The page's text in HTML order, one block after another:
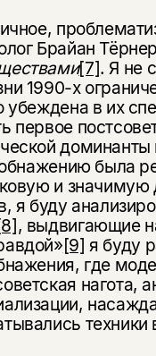
Брайан
[7]. Я не
1990-х
убеждена в их
первое
была
и значимую
я буду
, выдвигающие
[9] я буду
где
нагота,
техники